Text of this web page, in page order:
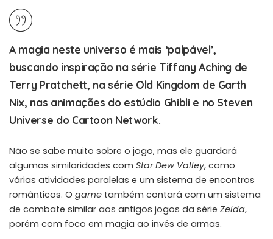
A magia neste universo é mais ‘palpável’,
buscando inspiração na série Tiffany Aching de
Terry Pratchett, na série Old Kingdom de Garth
Nix, nas animações do estúdio Ghibli e no Steven
Universe do Cartoon Network.
Não se sabe muito sobre o jogo, mas ele guardará
algumas similaridades com Star Dew Valley, como
várias atividades paralelas e um sistema de encontros
românticos. O game também contará com um sistema
de combate similar aos antigos jogos da série Zelda,
porém com foco em magia ao invés de armas.